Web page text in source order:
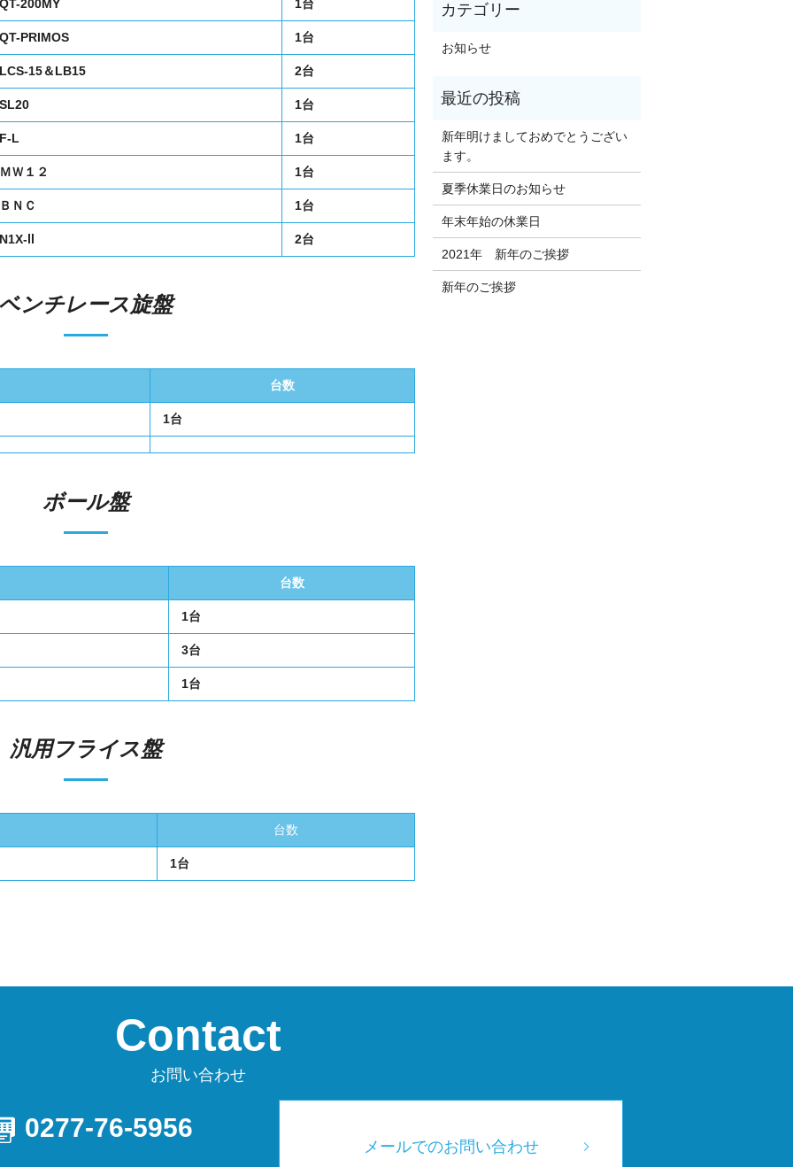
QT-200MY 1台
QT-PRIMOS 1台
LCS-15＆LB15 2台
SL20 1台
F-L 1台
ＭＷ１２ 1台
ＢＮＣ 1台
N1X-Ⅱ 2台
ンチレース旋盤
台数
1台
ボール盤
台数
1台
3台
1台
汎用フライス盤
台数
1台
お知らせ
新年明けましておめでとうござい
ます。
夏季休業日のお知らせ
年末年始の休業日
2021年 新年のご挨拶
新年のご挨拶
Contact
お問い合わせ
0277-76-5956
メールでのお問い合わせ